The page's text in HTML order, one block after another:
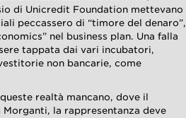
di Unicredit Foundation mettevano
peccassero di “timore del denaro”,
nel business plan. Una falla
tappata dai vari incubatori,
non bancarie, come
realtà mancano, dove il
la rappresentanza deve